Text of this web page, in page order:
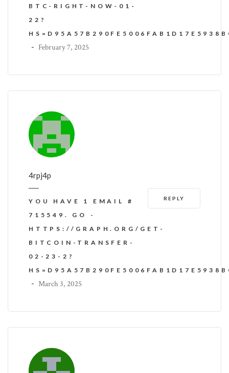
BTC-RIGHT-NOW-01-
22?
- February 7, 2025
4rpj4p
REPLY
YOU HAVE 1 EMAIL #
715549. GO -
HTTPS://GRAPH.ORG/GET-
BITCOIN-TRANSFER-
02-23-2?
- March 3, 2025